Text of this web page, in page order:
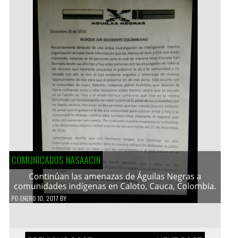
COMUNICADOS NASAACIN
Continúan las amenazas de Águilas Negras a
comunidades indígenas en Caloto, Cauca, Colombia.
PD ENERO 10, 2017 BY